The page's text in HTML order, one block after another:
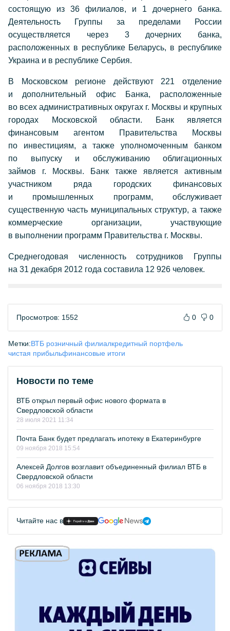
состоящую из 36 филиалов, и 1 дочернего банка.
Деятельность Группы за пределами России
осуществляется через 3 дочерних банка,
расположенных в республике Беларусь, в республике
Украина и в республике Сербия.
В Московском регионе действуют 221 отделение
и дополнительный офис Банка, расположенные
во всех административных округах г. Москвы и крупных
городах Московской области. Банк является
финансовым агентом Правительства Москвы
по инвестициям, а также уполномоченным банком
по выпуску и обслуживанию облигационных
займов г. Москвы. Банк также является активным
участником ряда городских финансовых
и промышленных программ, обслуживает
существенную часть муниципальных структур, а также
коммерческие организации, участвующие
в выполнении программ Правительства г. Москвы.
Среднегодовая численность сотрудников Группы
на 31 декабря 2012 года составила 12 926 человек.
Просмотров: 1552 0 0
Метки:ВТБ розничный филиалкредитный портфель
чистая прибыльфинансовые итоги
Новости по теме
ВТБ открыл первый офис нового формата в
Свердловской области
28 июля 2021 11:34
Почта Банк будет предлагать ипотеку в Екатеринбурге
09 ноября 2018 15:54
Алексей Долгов возглавит объединенный филиал ВТБ в
Свердловской области
06 ноября 2018 13:30
Читайте нас в